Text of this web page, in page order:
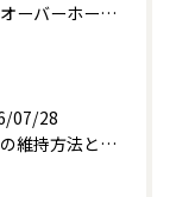
給湯器オーバーホールを埼玉県で成功させる費用と業者選びのポイント解説
07/28
給湯器の維持方法と自分でできる簡単メンテナンス術を徹底解説